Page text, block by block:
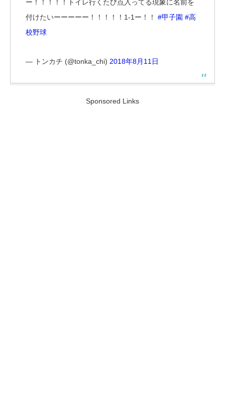
ー！！！！！トイレ行くたび点入ってる現象に名前を
付けたいーーーーー！！！！！1-1ー！！ #甲子園 #高
校野球
— トンカチ (@tonka_chi) 2018年8月11日
Sponsored Links